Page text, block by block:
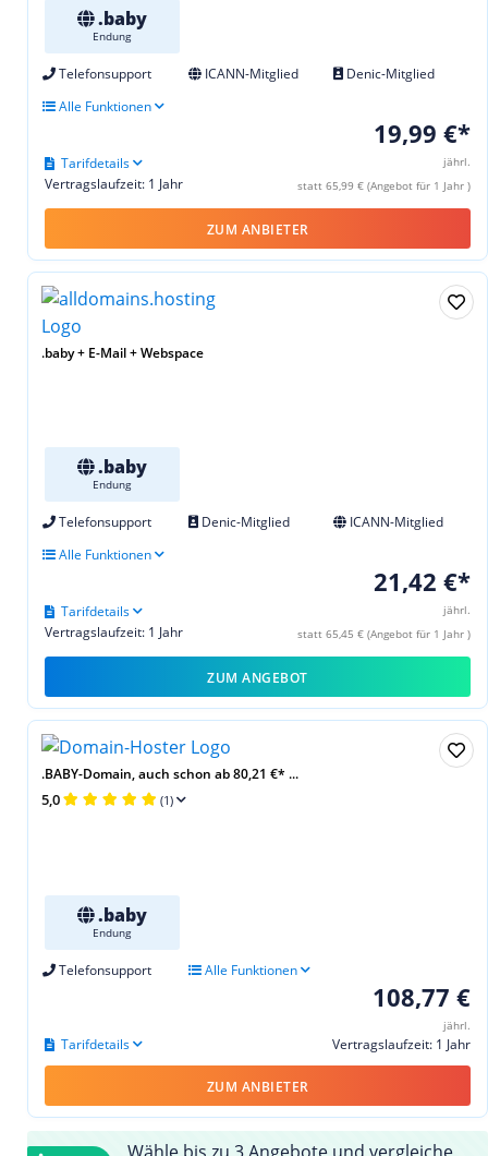
.baby
Endung
Telefonsupport ICANN-Mitglied
Denic-Mitglied
Alle Funktionen
19,99 €*
jährl.
statt 65,99 € (Angebot für 1 Jahr )
Vertragslaufzeit: 1 Jahr
Tarifdetails
ZUM ANBIETER
.baby + E-Mail + Webspace
.baby
Endung
Telefonsupport Denic-Mitglied
ICANN-Mitglied
Alle Funktionen
21,42 €*
jährl.
statt 65,45 € (Angebot für 1 Jahr )
Vertragslaufzeit: 1 Jahr
Tarifdetails
ZUM ANGEBOT
.BABY-Domain, auch schon ab 80,21 €* ...
5,0 (1)
.baby
Endung
Telefonsupport Alle Funktionen
108,77 €
jährl.
Vertragslaufzeit: 1 Jahr
Tarifdetails
ZUM ANBIETER